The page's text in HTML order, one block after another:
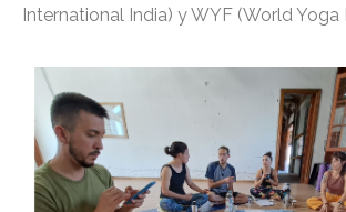
International India) y WYF (World Yoga